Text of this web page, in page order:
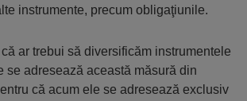
instrumente, precum obligaţiunile.
că ar trebui să diversificăm instrumentele
se adresează această măsură din
că acum ele se adresează exclusiv